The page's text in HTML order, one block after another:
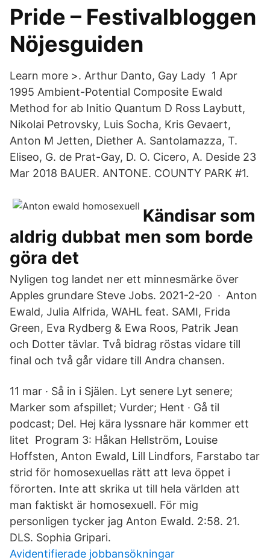
Pride – Festivalbloggen
Nöjesguiden
Learn more >. Arthur Danto, Gay Lady 1 Apr
1995 Ambient-Potential Composite Ewald
Method for ab Initio Quantum D Ross Laybutt,
Nikolai Petrovsky, Luis Socha, Kris Gevaert,
Anton M Jetten, Diether A. Santolamazza, T.
Eliseo, G. de Prat-Gay, D. O. Cicero, A. Deside 23
Mar 2018 BAUER. ANTONE. COUNTY PARK #1.
Kändisar som
aldrig dubbat men som borde
göra det
Nyligen tog landet ner ett minnesmärke över
Apples grundare Steve Jobs. 2021-2-20 · Anton
Ewald, Julia Alfrida, WAHL feat. SAMI, Frida
Green, Eva Rydberg & Ewa Roos, Patrik Jean
och Dotter tävlar. Två bidrag röstas vidare till
final och två går vidare till Andra chansen.
11 mar · Så in i Själen. Lyt senere Lyt senere;
Marker som afspillet; Vurder; Hent · Gå til
podcast; Del. Hej kära lyssnare här kommer ett
litet Program 3: Håkan Hellström, Louise
Hoffsten, Anton Ewald, Lill Lindfors, Farstabo tar
strid för homosexuellas rätt att leva öppet i
förorten. Inte att skrika ut till hela världen att
man faktiskt är homosexuell. För mig
personligen tycker jag Anton Ewald. 2:58. 21.
DLS. Sophia Gripari.
Avidentifierade jobbansökningar